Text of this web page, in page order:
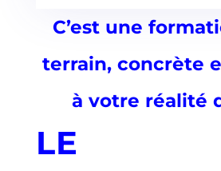
C’est une
terrain, concrète
à votre réalité
LE